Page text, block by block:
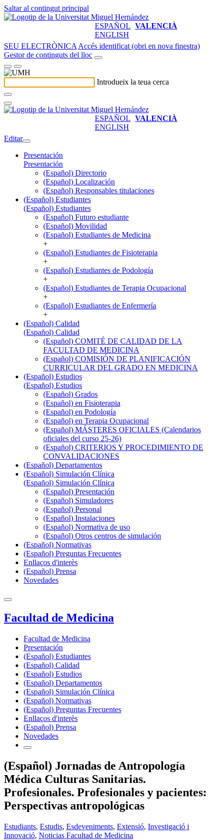
Saltar al contingut principal
ESPAÑOL VALENCIÀ
ENGLISH
SEU ELECTRÒNICA Accés identificat (obri en nova finestra)
Gestor de continguts del lloc
Introdueix la teua cerca
ESPAÑOL VALENCIÀ
ENGLISH
Editar
Presentación
Presentación
(Español) Directorio
(Español) Localización
(Español) Responsables titulaciones
(Español) Estudiantes
(Español) Estudiantes
(Español) Futuro estudiante
(Español) Movilidad
(Español) Estudiantes de Medicina
+
(Español) Estudiantes de Fisioterapia
+
(Español) Estudiantes de Podología
+
(Español) Estudiantes de Terapia Ocupacional
+
(Español) Estudiantes de Enfermería
+
(Español) Calidad
(Español) Calidad
(Español) COMITÉ DE CALIDAD DE LA
FACULTAD DE MEDICINA
(Español) COMISIÓN DE PLANIFICACIÓN
CURRICULAR DEL GRADO EN MEDICINA
(Español) Estudios
(Español) Estudios
(Español) Grados
(Español) en Fisioterapia
(Español) en Podología
(Español) en Terapia Ocupacional
(Español) MÁSTERES OFICIALES (Calendarios
oficiales del curso 25-26)
(Español) CRITERIOS Y PROCEDIMIENTO DE
CONVALIDACIONES
(Español) Departamentos
(Español) Simulación Clínica
(Español) Simulación Clínica
(Español) Presentación
(Español) Simuladores
(Español) Personal
(Español) Instalaciones
(Español) Normativa de uso
(Español) Otros centros de simulación
(Español) Normativas
(Español) Preguntas Frecuentes
Enllaços d'interès
(Español) Prensa
Novedades
Facultad de Medicina
Facultad de Medicina
Presentación
(Español) Estudiantes
(Español) Calidad
(Español) Estudios
(Español) Departamentos
(Español) Simulación Clínica
(Español) Normativas
(Español) Preguntas Frecuentes
Enllaços d'interès
(Español) Prensa
Novedades
(Español) Jornadas de Antropología
Médica Culturas Sanitarias.
Profesionales. Profesionales y pacientes:
Perspectivas antropológicas
Estudiants, Estudis, Esdeveniments, Extensió, Investigació i
Innovació, Noticias Facultad de Medicina